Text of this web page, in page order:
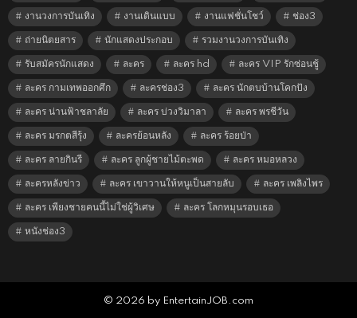
งานวงการบันเทิง งานเดินแบบ งานแฟชั่นโชว์ ช่อง3
ถ่ายนิตยสาร นักแสดงประกอบ รวมงานวงการบันเทิง
รับสมัครนักแสดง ละคร ละคร hd ละคร VIP รักซ่อนชู้
ละคร กามเทพออกศึก ละครช่อง3 ละคร นักตบบ้านโคกปัง
ละคร น่านฟ้าชลาลัย ละคร บ่วงวิมาลา ละคร พรชีวัน
ละคร มรกตสีรุ้ง ละครย้อนหลัง ละคร ร้อยป่า
ละคร ลายกินรี ละคร ลูกผู้ชายไม้ตะพด ละคร หมอหลวง
ละครหลังข่าว ละคร เขาวานให้หนูเป็นสายลับ ละคร เพลิงไพร
ละคร เพียงชายคนนี้ไม่ใช่ผู้วิเศษ ละคร โลกหมุนรอบเธอ
หนังช่อง3
© 2026 by EntertainJOB.com